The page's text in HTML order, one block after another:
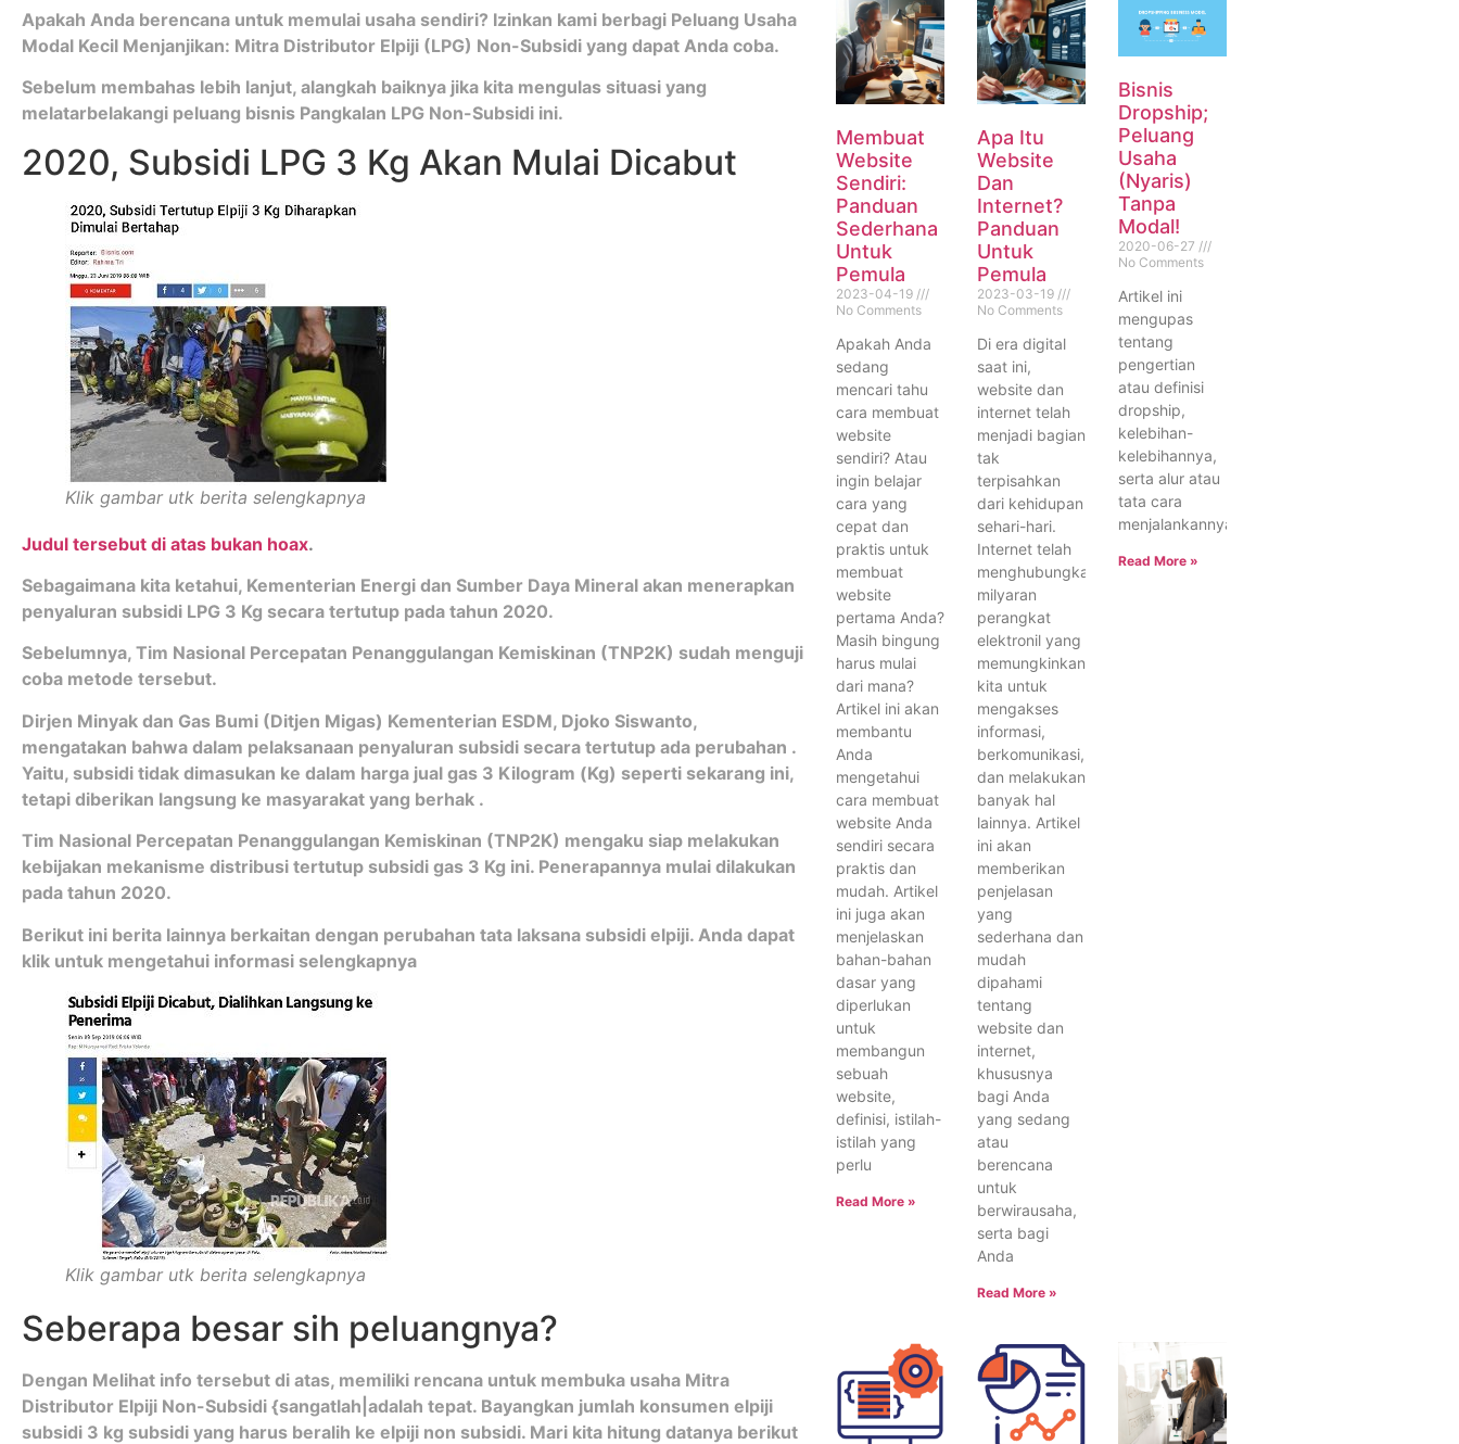
Apakah Anda berencana untuk memulai usaha sendiri? Izinkan kami berbagi Peluang Usaha
Modal Kecil Menjanjikan: Mitra Distributor Elpiji (LPG) Non-Subsidi yang dapat Anda coba.
Sebelum membahas lebih lanjut, alangkah baiknya jika kita mengulas situasi yang
melatarbelakangi peluang bisnis Pangkalan LPG Non-Subsidi ini.
2020, Subsidi LPG 3 Kg Akan Mulai Dicabut
Klik gambar utk berita selengkapnya
Judul tersebut di atas bukan hoax.
Sebagaimana kita ketahui, Kementerian Energi dan Sumber Daya Mineral akan menerapkan
penyaluran subsidi LPG 3 Kg secara tertutup pada tahun 2020.
Sebelumnya, Tim Nasional Percepatan Penanggulangan Kemiskinan (TNP2K) sudah menguji
coba metode tersebut.
Dirjen Minyak dan Gas Bumi (Ditjen Migas) Kementerian ESDM, Djoko Siswanto,
mengatakan bahwa dalam pelaksanaan penyaluran subsidi secara tertutup ada perubahan .
Yaitu, subsidi tidak dimasukan ke dalam harga jual gas 3 Kilogram (Kg) seperti sekarang ini,
tetapi diberikan langsung ke masyarakat yang berhak .
Tim Nasional Percepatan Penanggulangan Kemiskinan (TNP2K) mengaku siap melakukan
kebijakan mekanisme distribusi tertutup subsidi gas 3 Kg ini. Penerapannya mulai dilakukan
pada tahun 2020.
Berikut ini berita lainnya berkaitan dengan perubahan tata laksana subsidi elpiji. Anda dapat
klik untuk mengetahui informasi selengkapnya
Klik gambar utk berita selengkapnya
Seberapa besar sih peluangnya?
Dengan Melihat info tersebut di atas, memiliki rencana untuk membuka usaha Mitra
Distributor Elpiji Non-Subsidi {sangatlah|adalah tepat. Bayangkan jumlah konsumen elpiji
subsidi 3 kg subsidi yang harus beralih ke elpiji non subsidi. Mari kita hitung datanya berikut
Membuat
Website
Sendiri:
Panduan
Sederhana
Untuk
Pemula
2023-04-19
No Comments
Apakah Anda
sedang
mencari tahu
cara membuat
website
sendiri? Atau
ingin belajar
cara yang
cepat dan
praktis untuk
membuat
website
pertama Anda?
Masih bingung
harus mulai
dari mana?
Artikel ini akan
membantu
Anda
mengetahui
cara membuat
website Anda
sendiri secara
praktis dan
mudah. Artikel
ini juga akan
menjelaskan
bahan-bahan
dasar yang
diperlukan
untuk
membangun
sebuah
website,
definisi, istilah-
istilah yang
perlu
Read More »
Apa Itu
Website
Dan
Internet?
Panduan
Untuk
Pemula
2023-03-19
No Comments
Di era digital
saat ini,
website dan
internet telah
menjadi bagian
tak
terpisahkan
dari kehidupan
sehari-hari.
Internet telah
menghubungkan
milyaran
perangkat
elektronil yang
memungkinkan
kita untuk
mengakses
informasi,
berkomunikasi,
dan melakukan
banyak hal
lainnya. Artikel
ini akan
memberikan
penjelasan
yang
sederhana dan
mudah
dipahami
tentang
website dan
internet,
khususnya
bagi Anda
yang sedang
atau
berencana
untuk
berwirausaha,
serta bagi
Anda
Read More »
Bisnis
Dropship;
Peluang
Usaha
(Nyaris)
Tanpa
Modal!
2020-06-27
No Comments
Artikel ini
mengupas
tentang
pengertian
atau definisi
dropship,
kelebihan-
kelebihannya,
serta alur atau
tata cara
menjalankannya.
Read More »